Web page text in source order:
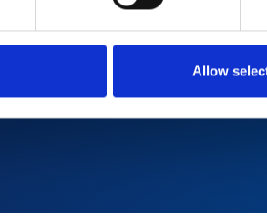
Allow